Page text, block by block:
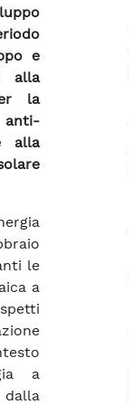
e
alla
la
alla
le
a
a